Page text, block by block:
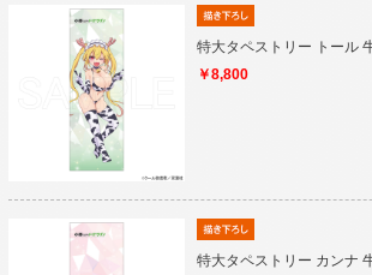
特大タペストリー トール
￥8,800
特大タペストリー カンナ